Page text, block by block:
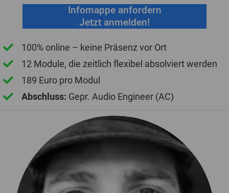
Infomappe anfordern
Jetzt anmelden!
100% online – keine Präsenz vor Ort
12 Module, die zeitlich flexibel absolviert werden
189 Euro pro Modul
Abschluss: Gepr. Audio Engineer (AC)